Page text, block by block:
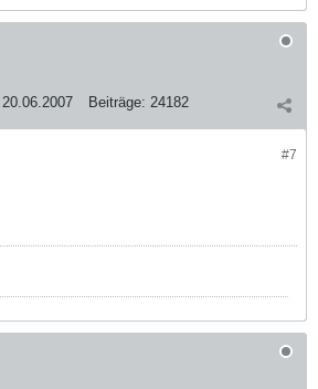
20.06.2007 Beiträge: 24182
#7